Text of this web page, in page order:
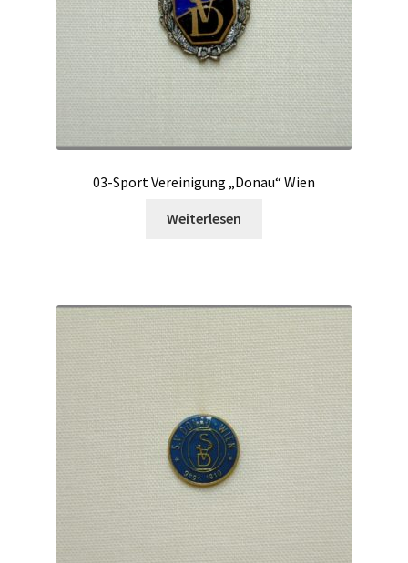
03-Sport Vereinigung „Donau“ Wien
Weiterlesen